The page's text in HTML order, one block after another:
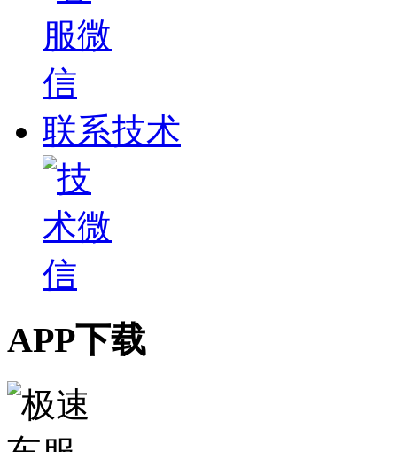
联系技术
APP下载